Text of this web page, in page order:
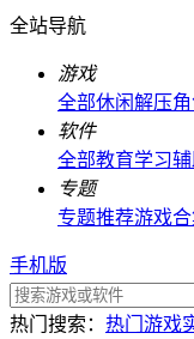
全站导航
游戏
全部休闲解压
软件
全部教育学习
专题
专题推荐游戏
手机版
热门搜索： 热门游戏